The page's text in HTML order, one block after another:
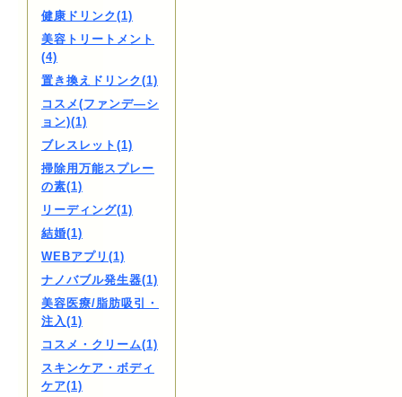
健康ドリンク(1)
美容トリートメント
(4)
置き換えドリンク(1)
コスメ(ファンデ―シ
ョン)(1)
ブレスレット(1)
掃除用万能スプレー
の素(1)
リーディング(1)
結婚(1)
WEBアプリ(1)
ナノバブル発生器(1)
美容医療/脂肪吸引・
注入(1)
コスメ・クリーム(1)
スキンケア・ボディ
ケア(1)